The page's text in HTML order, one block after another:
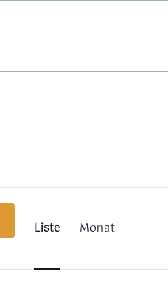
Navigation
Liste Monat